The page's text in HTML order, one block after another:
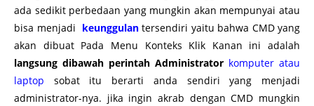
ada sedikit perbedaan yang mungkin akan mempunyai atau
bisa menjadi keunggulantersendiri yaitu bahwa CMD yang
akan dibuat Pada Menu Konteks Klik Kanan ini adalah
langsung dibawah perintah Administrator komputer atau
laptop sobat itu berarti anda sendiri yang menjadi
administrator-nya. jika ingin akrab dengan CMD mungkin